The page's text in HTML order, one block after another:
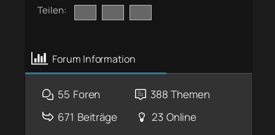
Teilen:
Forum Information
55 Foren 388 Themen
671 Beiträge 23 Online